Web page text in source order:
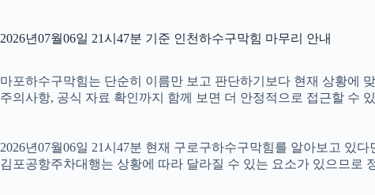
2026년07월06일 21시47분 기준 인천하수구막힘 마무리 안내
마포하수구막힘는 단순히 이름만 보고 판단하기보다 현재 상황에
주의사항, 공식 자료 확인까지 함께 보면 더 안정적으로 접근할 수
2026년07월06일 21시47분 현재 구로구하수구막힘를 알아보고 있
김포공항주차대행는 상황에 따라 달라질 수 있는 요소가 있으므로